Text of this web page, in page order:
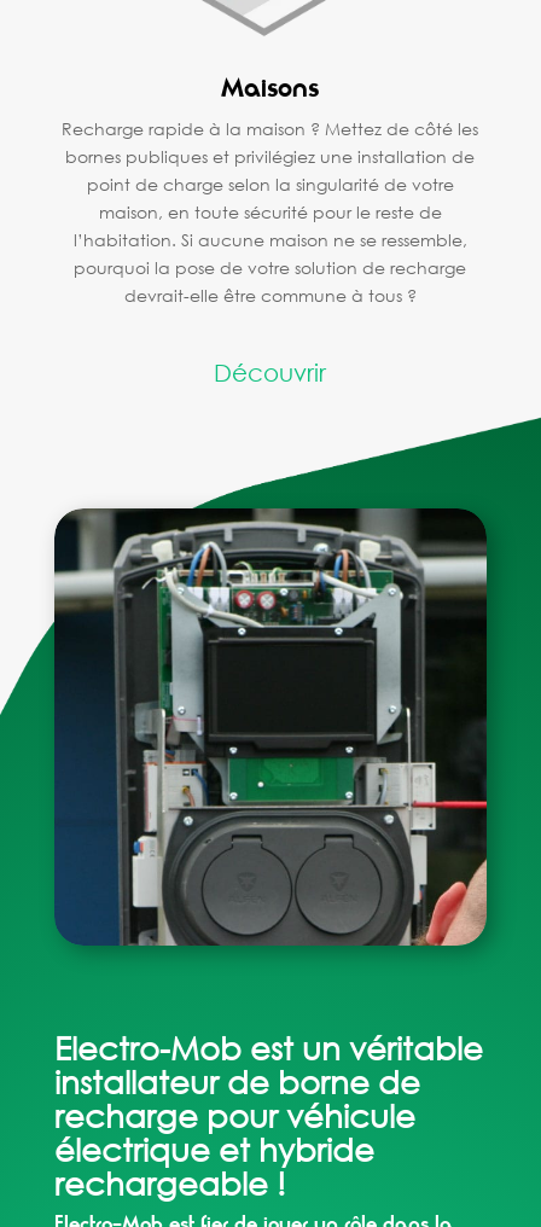
Maisons
Recharge rapide à la maison ? Mettez de côté les
bornes publiques et privilégiez une installation de
point de charge selon la singularité de votre
maison, en toute sécurité pour le reste de
l’habitation. Si aucune maison ne se ressemble,
pourquoi la pose de votre solution de recharge
devrait-elle être commune à tous ?
Découvrir
Electro-Mob est un véritable
installateur de borne de
recharge pour véhicule
électrique et hybride
rechargeable !